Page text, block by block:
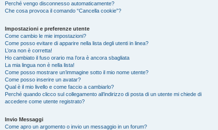
Perché vengo disconnesso automaticamente?
Che cosa provoca il comando “Cancella cookie”?
Impostazioni e preferenze utente
Come cambio le mie impostazioni?
Come posso evitare di apparire nella lista degli utenti in linea?
L’ora non è corretta!
Ho cambiato il fuso orario ma l’ora è ancora sbagliata
La mia lingua non è nella lista!
Come posso mostrare un’immagine sotto il mio nome utente?
Come posso inserire un avatar?
Qual è il mio livello e come faccio a cambiarlo?
Perché quando clicco sul collegamento all’indirizzo di posta di un utente mi chiede di
accedere come utente registrato?
Invio Messaggi
Come apro un argomento o invio un messaggio in un forum?